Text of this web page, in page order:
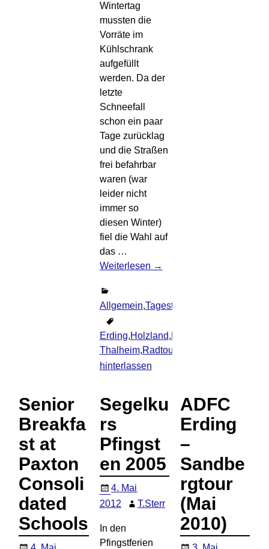
Wintertag
mussten die
Vorräte im
Kühlschrank
aufgefüllt
werden. Da der
letzte
Schneefall
schon ein paar
Tage zurücklag
und die Straßen
frei befahrbar
waren (war
leider nicht
immer so
diesen Winter)
fiel die Wahl auf
das …
Weiterlesen →
Allgemein,Tagestouren
Erding,Holzland,
Thalheim,Radtour
hinterlassen
Senior
Breakfa
st at
Paxton
Consoli
dated
Schools
Segelku
rs
Pfingst
en 2005
4. Mai
2012
T.Sterr
In den
Pfingstferien
ADFC
Erding
–
Sandbe
rgtour
(Mai
2010)